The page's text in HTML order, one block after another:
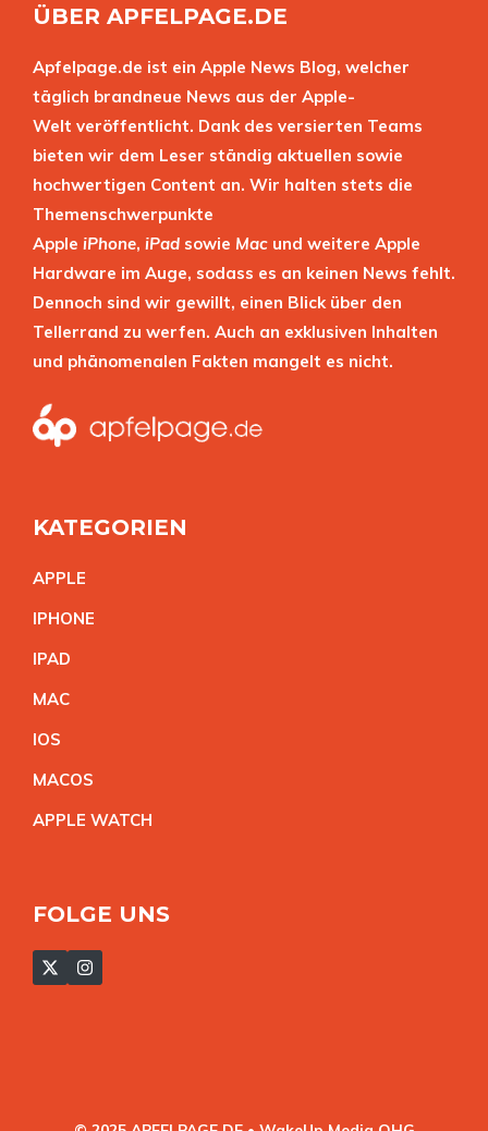
ÜBER APFELPAGE.DE
Apfelpage.de ist ein Apple News Blog, welcher
täglich brandneue News aus der Apple-
Welt veröffentlicht. Dank des versierten Teams
bieten wir dem Leser ständig aktuellen sowie
hochwertigen Content an. Wir halten stets die
Themenschwerpunkte
Apple iPhone, iPad sowie Mac und weitere Apple
Hardware im Auge, sodass es an keinen News fehlt.
Dennoch sind wir gewillt, einen Blick über den
Tellerrand zu werfen. Auch an exklusiven Inhalten
und phänomenalen Fakten mangelt es nicht.
KATEGORIEN
APPLE
IPHONE
IPAD
MAC
IOS
MACOS
APPLE WATCH
FOLGE UNS